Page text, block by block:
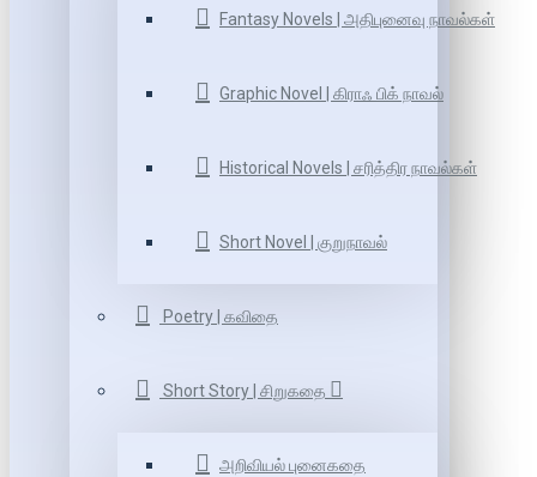
Fantasy Novels | அதிபுனைவு நாவல்கள்
Graphic Novel | கிராஃ பிக் நாவல்
Historical Novels | சரித்திர நாவல்கள்
Short Novel | குறுநாவல்
Poetry | கவிதை
Short Story | சிறுகதை
அறிவியல் புனைகதை